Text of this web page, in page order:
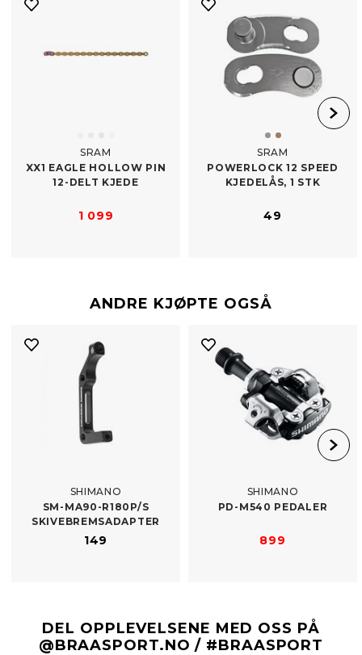
SRAM
XX1 EAGLE HOLLOW PIN
12-​DELT KJEDE
1 099
SRAM
POWERLOCK 12 SPEED
KJEDELÅS, 1 STK
49
ANDRE KJØPTE OGSÅ
SHIMANO
SM-​MA90-R180P/​S
SKIVEBREMSADAPTER
149
SHIMANO
PD-​M540 PEDALER
899
DEL OPPLEVELSENE MED OSS PÅ
@BRAASPORT.NO / #BRAASPORT